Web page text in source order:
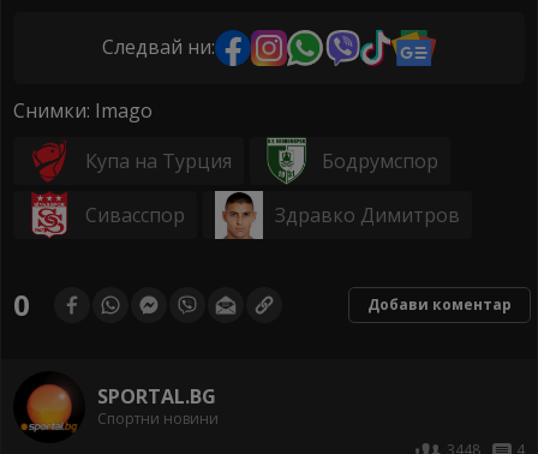
Следвай ни:
Снимки: Imago
Купа на Турция
Бодрумспор
Сивасспор Здравко Димитров
0 Добави коментар
SPORTAL.BG
Спортни новини
3448
4